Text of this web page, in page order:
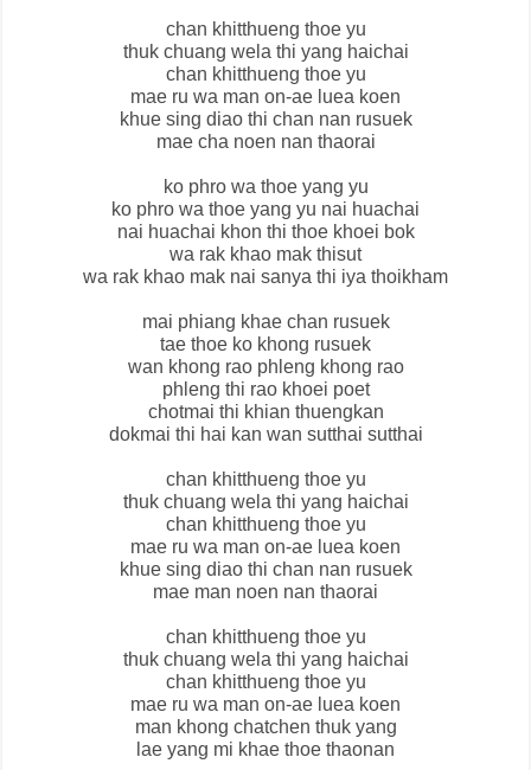
chan khitthueng thoe yu
thuk chuang wela thi yang haichai
chan khitthueng thoe yu
mae ru wa man on-ae luea koen
khue sing diao thi chan nan rusuek
mae cha noen nan thaorai
ko phro wa thoe yang yu
ko phro wa thoe yang yu nai huachai
nai huachai khon thi thoe khoei bok
wa rak khao mak thisut
wa rak khao mak nai sanya thi iya thoikham
mai phiang khae chan rusuek
tae thoe ko khong rusuek
wan khong rao phleng khong rao
phleng thi rao khoei poet
chotmai thi khian thuengkan
dokmai thi hai kan wan sutthai sutthai
chan khitthueng thoe yu
thuk chuang wela thi yang haichai
chan khitthueng thoe yu
mae ru wa man on-ae luea koen
khue sing diao thi chan nan rusuek
mae man noen nan thaorai
chan khitthueng thoe yu
thuk chuang wela thi yang haichai
chan khitthueng thoe yu
mae ru wa man on-ae luea koen
man khong chatchen thuk yang
lae yang mi khae thoe thaonan